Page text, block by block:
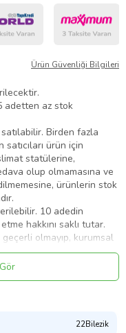
Ürün Güvenliği Bilgileri
adetten az stok
Birden fazla
ürün için
statülerine,
olup olmamasına ve
ürünlerin stok
10 adedin
hakkını saklı tutar.
olmayıp, kurumsal
22Bilezik